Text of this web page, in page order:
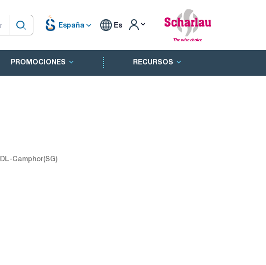
España Es
PROMOCIONES RECURSOS
DL-Camphor(SG)